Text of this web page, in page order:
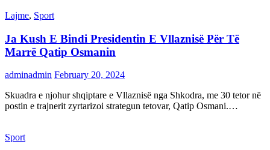
Lajme, Sport
Ja Kush E Bindi Presidentin E Vllaznisë Për Të
Marrë Qatip Osmanin
adminadmin February 20, 2024
Skuadra e njohur shqiptare e Vllaznisë nga Shkodra, me 30 tetor në
postin e trajnerit zyrtarizoi strategun tetovar, Qatip Osmani.…
Sport